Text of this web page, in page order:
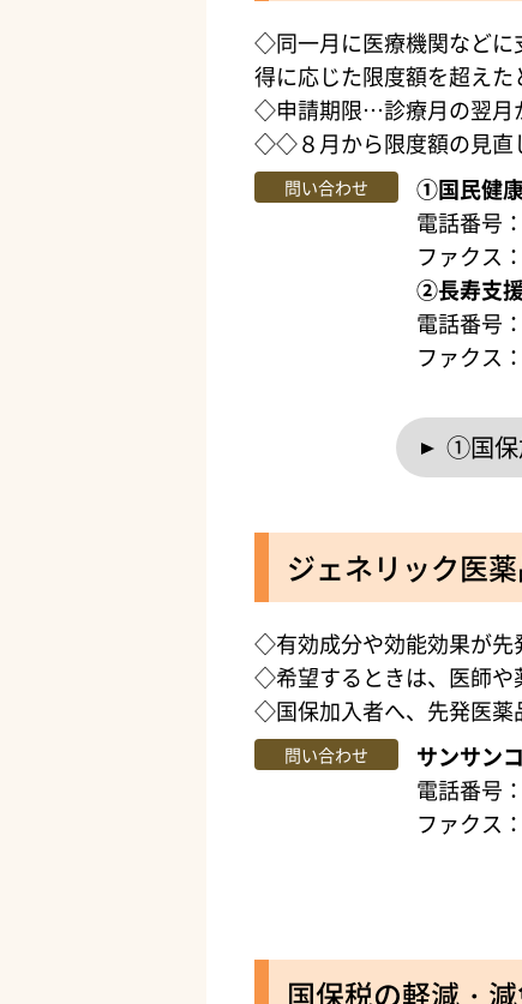
◇同一月に医療機関などに
得に応じた限度額を超え
◇申請期限…診療月の翌月
◇◇８月から限度額の見直
問い合わせ
①国民健
電話番号
ファクス
②長寿支
電話番号
ファクス
①国保
ジェネリック医
◇有効成分や効能効果が先
◇希望するときは、医師や
◇国保加入者へ、先発医薬
問い合わせ
サンサン
電話番号
ファクス
国保税の軽減・